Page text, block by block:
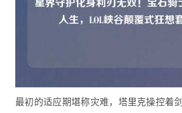
最初的适应期堪称灾难，塔里克操控着